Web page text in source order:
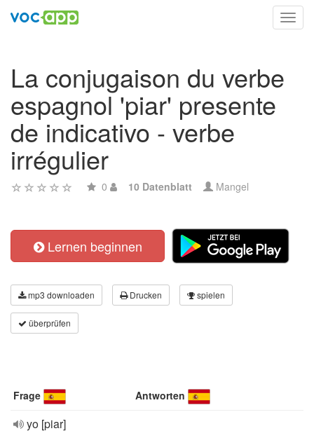
La conjugaison du verbe
espagnol 'piar' presente
de indicativo - verbe
irrégulier
0 10 Datenblatt Mangel
Lernen beginnen
mp3 downloaden Drucken spielen
überprüfen
Frage Antworten
yo [piar]